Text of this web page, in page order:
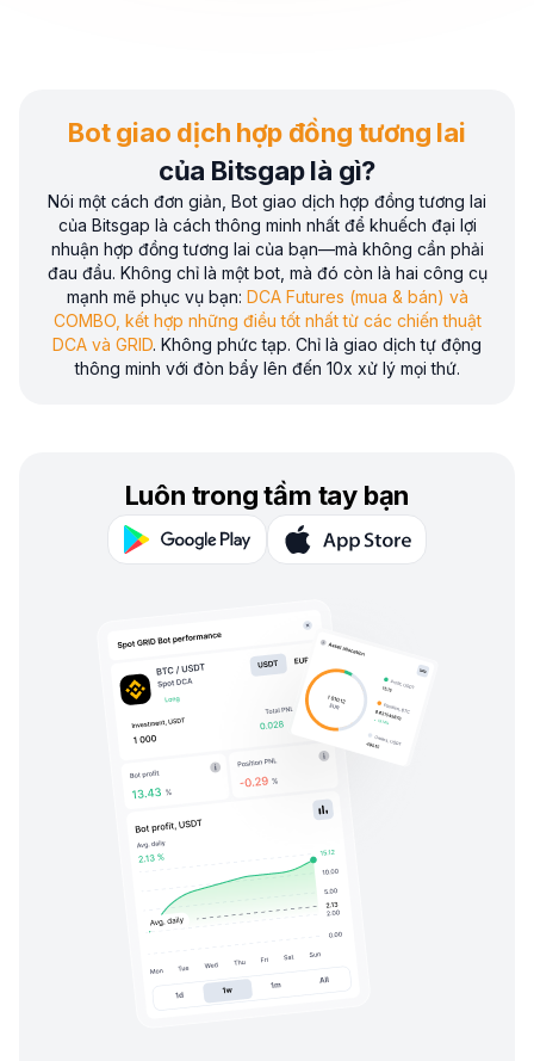
Bot giao dịch hợp đồng tương lai
của Bitsgap là gì?
Nói một cách đơn giản, Bot giao dịch hợp đồng tương lai
của Bitsgap là cách thông minh nhất để khuếch đại lợi
nhuận hợp đồng tương lai của bạn—mà không cần phải
đau đầu. Không chỉ là một bot, mà đó còn là hai công cụ
mạnh mẽ phục vụ bạn: DCA Futures (mua & bán) và
COMBO, kết hợp những điều tốt nhất từ các chiến thuật
DCA và GRID. Không phức tạp. Chỉ là giao dịch tự động
thông minh với đòn bẩy lên đến 10x xử lý mọi thứ.
Luôn trong tầm tay bạn